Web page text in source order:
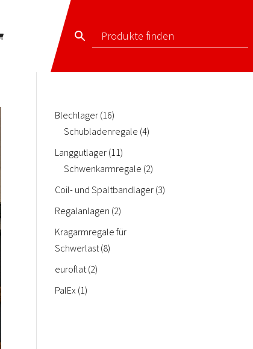
Blechlager 1616
Produkte
Schubladenregale 44
Langgutlager 1111
Produkte
Schwenkarmregale 22
Produkte
Coil- und Spaltbandlager 33
Regalanlagen 22
Produkte
Kragarmregale für
Schwerlast 88
euroflat 22
PalEx 11